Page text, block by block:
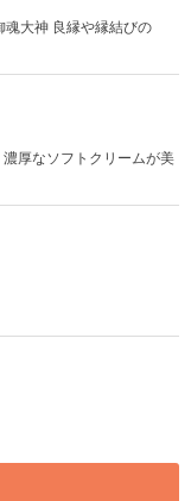
魂大神 良縁や縁結びの
厚なソフトクリームが美